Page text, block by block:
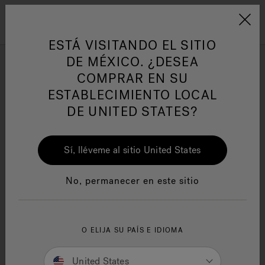
Jacuzzi&reg; Latin
Responsabilidad Social
HIDROMASAJE
Shop All Bathroom
Accessories
SEARCH TIPS:
Try searching for an item that is less specific
If you are looking for a specific item from a
ESTÁ VISITANDO EL SITIO
DE MÉXICO. ¿DESEA
COMPRAR EN SU
ESTABLECIMIENTO LOCAL
DE UNITED STATES?
Sí, lléveme al sitio United States
No, permanecer en este sitio
O ELIJA SU PAÍS E IDIOMA
United States